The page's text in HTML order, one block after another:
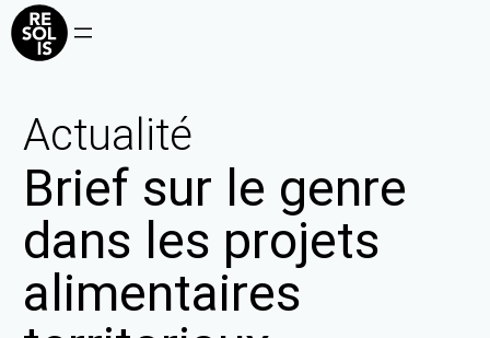
Actualité
Brief sur le genre
dans les projets
alimentaires